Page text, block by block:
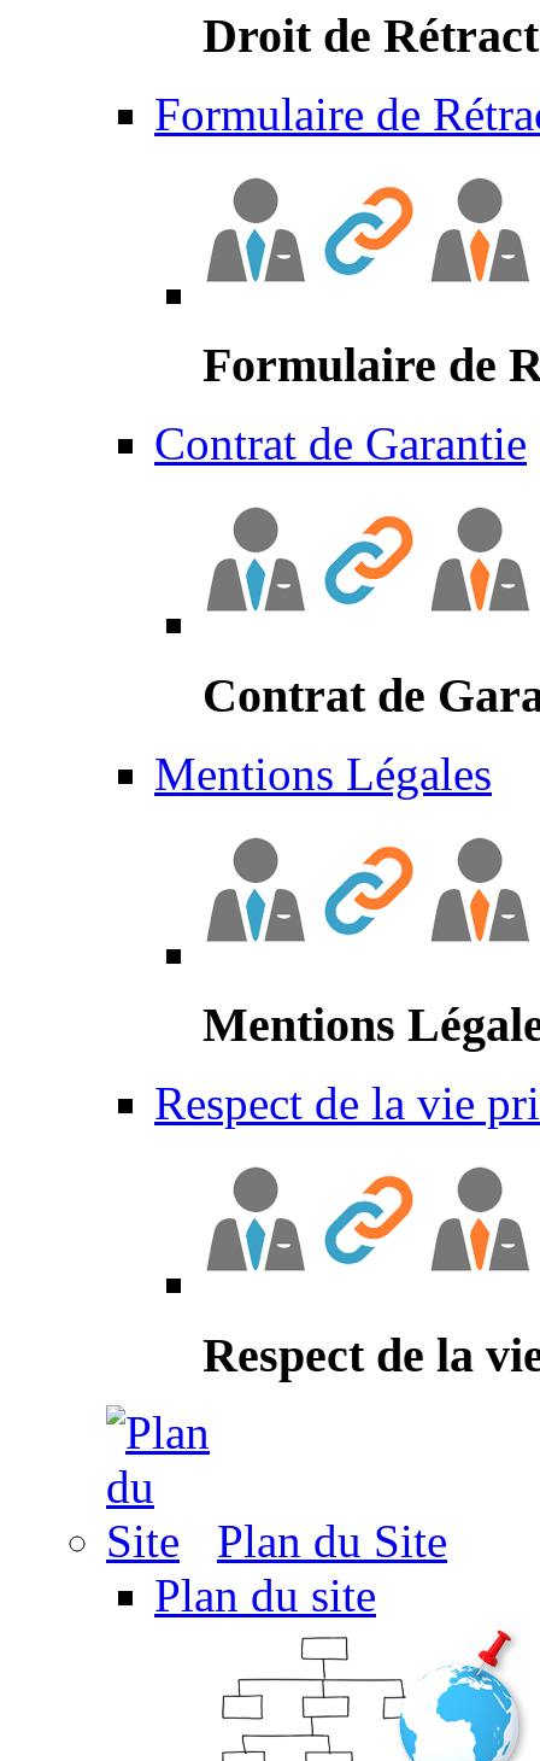
Droit de
Formulaire de
Formulaire de
Contrat de Garantie
Contrat de
Mentions Légales
Mentions
Respect de la vie
Respect de la
Plan du Site
Plan du site